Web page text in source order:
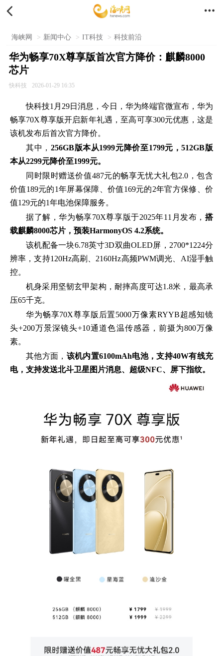
 
海峡网 > 新闻中心 > IT科技 > 科技前沿
华为畅享70X尊享版首次官方降价：麒麟8000
芯片
快科技 2026-01-29 16:35
快科技1月29日消息，今日，华为终端官微宣布，华为
畅享70X尊享版开启新年礼遇，至高可享300元优惠，这是
该机发布后首次官方降价。
其中， 256GB版本从1999元降价至1799元，512GB版
本从2299元降价至1999元。
同时限时赠送价值487元的畅享无忧大礼包2.0，包含
价值189元的1年屏幕保障、价值169元的2年官方保修、价
值129元的1年电池保障服务。
据了解，华为畅享70X尊享版于2025年11月发布， 搭
载麒麟8000芯片，预装HarmonyOS 4.2系统。
该机配备一块6.78英寸3D双曲OLED屏，2700*1224分
辨率，支持120Hz高刷、2160Hz高频PWM调光、AI湿手触
控。
机身采用坚韧玄甲架构，耐摔高度可达1.8米，最高承
压65千克。
华为畅享70X尊享版后置5000万像素RYYB超感知镜
头+200万景深镜头+10通道色温传感器，前摄为800万像
素。
其他方面， 该机内置6100mAh电池，支持40W有线充
电，支持发送北斗卫星图片消息、超级NFC、屏下指纹。